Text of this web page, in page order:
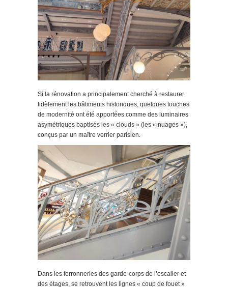
Si la rénovation a principalement cherché à restaurer
fidèlement les bâtiments historiques, quelques touches
de modernité ont été apportées comme des luminaires
asymétriques baptisés les « clouds » (les « nuages »),
conçus par un maître verrier parisien.
Dans les ferronneries des garde-corps de l’escalier et
des étages, se retrouvent les lignes « coup de fouet »